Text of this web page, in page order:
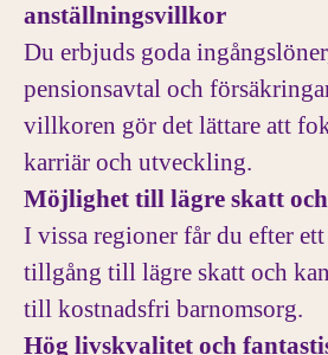
anställningsvillkor
Du erbjuds goda
pensionsavtal och
villkoren gör det lättare att
karriär och utveckling.
Möjlighet till lägre skatt
I vissa regioner får du efter ett
tillgång till lägre skatt och
till kostnadsfri barnomsorg.
Hög livskvalitet och